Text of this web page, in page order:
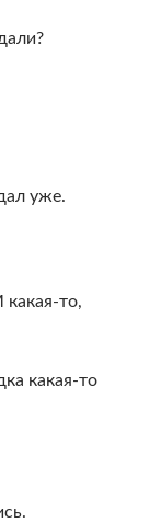
уже.
то,
какая-то